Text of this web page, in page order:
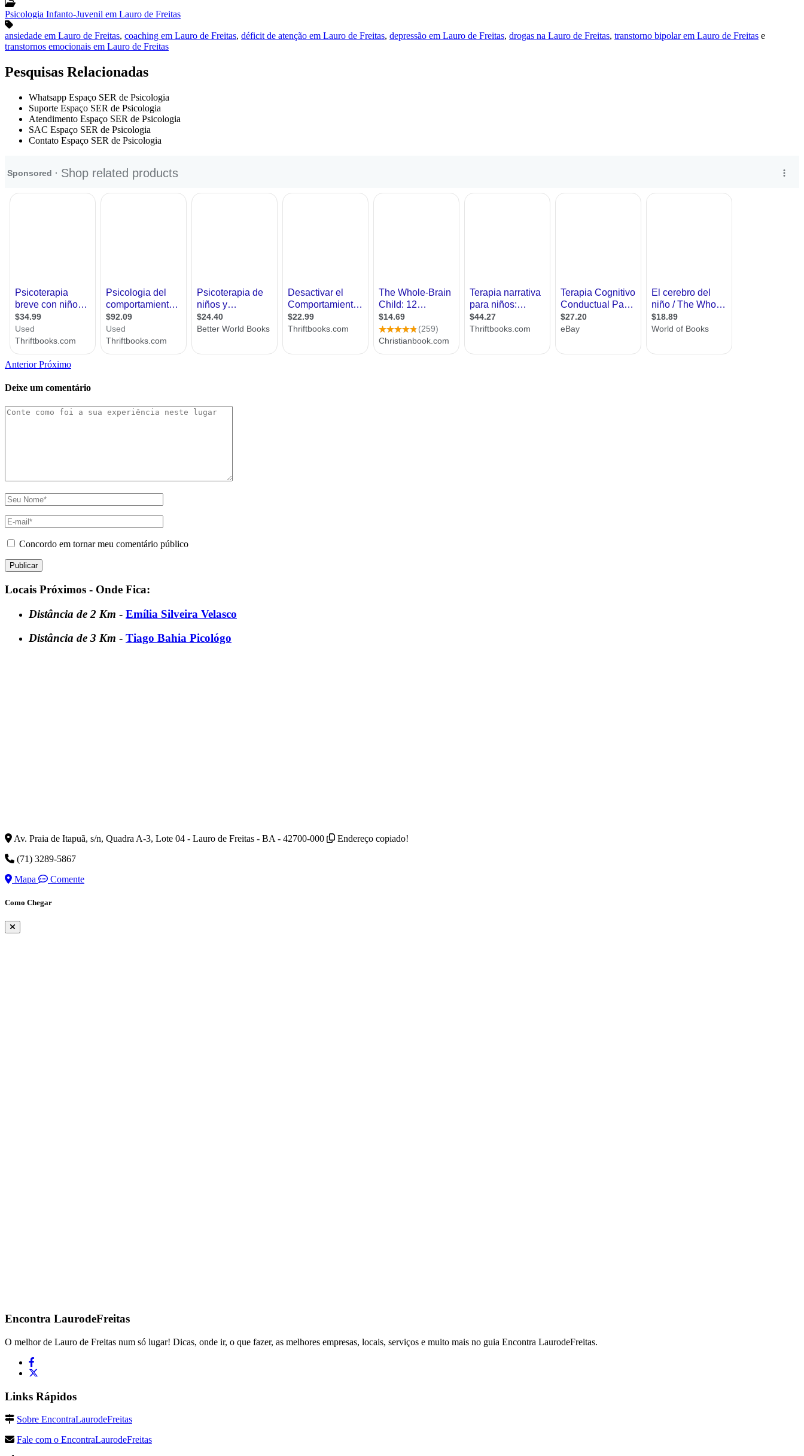
Psicologia Infanto-Juvenil em Lauro de Freitas
ansiedade em Lauro de Freitas, coaching em Lauro de Freitas, déficit de atenção em Lauro de Freitas, depressão em Lauro de Freitas, drogas na Lauro de Freitas, transtorno bipolar em Lauro de Freitas e
transtornos emocionais em Lauro de Freitas
Pesquisas Relacionadas
Whatsapp Espaço SER de Psicologia
Suporte Espaço SER de Psicologia
Atendimento Espaço SER de Psicologia
SAC Espaço SER de Psicologia
Contato Espaço SER de Psicologia
AnteriorPróximo
Deixe um comentário
Concordo em tornar meu comentário público
Locais Próximos - Onde Fica:
Distância de 2 Km - Emília Silveira Velasco
Distância de 3 Km - Tiago Bahia Picológo
Av. Praia de Itapuã, s/n, Quadra A-3, Lote 04 - Lauro de Freitas - BA - 42700-000
Endereço copiado!
(71) 3289-5867
Mapa
Comente
Como Chegar
Encontra LaurodeFreitas
O melhor de Lauro de Freitas num só lugar! Dicas, onde ir, o que fazer, as melhores empresas, locais, serviços e muito mais no guia Encontra LaurodeFreitas.
Links Rápidos
Sobre EncontraLaurodeFreitas
Fale com o EncontraLaurodeFreitas